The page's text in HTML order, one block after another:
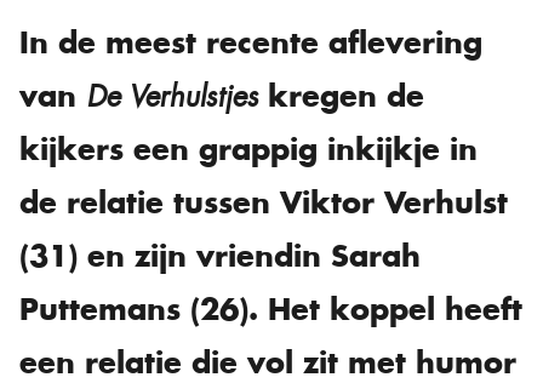
In de meest recente aflevering
van De Verhulstjeskregen de
kijkers een grappig inkijkje in
de relatie tussen Viktor Verhulst
(31) en zijn vriendin Sarah
Puttemans (26). Het koppel heeft
een relatie die vol zit met humor